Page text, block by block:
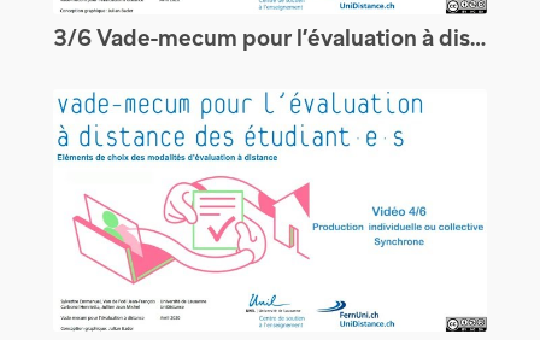
3/6 Vade-mecum pour l’évaluation à distance des étudiants : Productions asynchrones